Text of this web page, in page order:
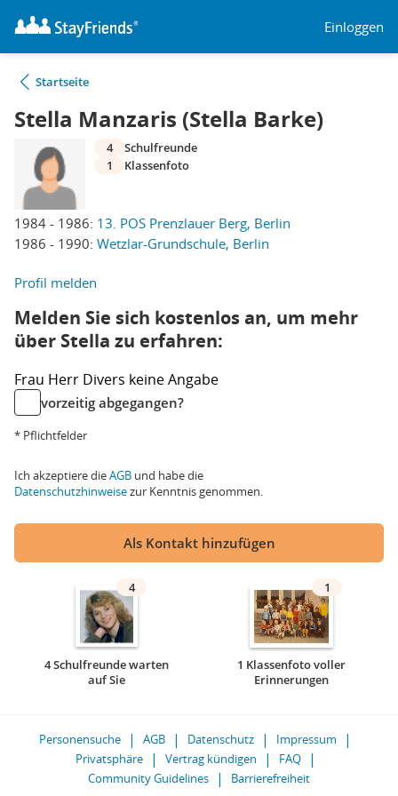
Einloggen
Startseite
Stella Manzaris (Stella Barke)
1984 - 1986: 13. POS Prenzlauer Berg, Berlin
1986 - 1990: Wetzlar-Grundschule, Berlin
4
Schulfreunde
1
Klassenfoto
Profil melden
Melden Sie sich kostenlos an, um mehr
über Stella zu erfahren:
Frau Herr Divers keine Angabe
vorzeitig abgegangen?
* Pflichtfelder
Ich akzeptiere dieAGB und habe die
Datenschutzhinweisezur Kenntnis genommen.
Als Kontakt hinzufügen
4
4 Schulfreunde warten
auf Sie
1
1 Klassenfoto voller
Erinnerungen
Personensuche AGB Datenschutz
Impressum
Privatsphäre
Vertrag kündigen
FAQ
Community Guidelines
Barrierefreiheit